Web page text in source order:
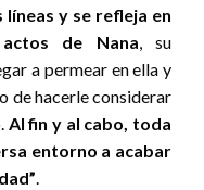
y se refleja en
de Nana , su
a permear en ella y
de hacerle considerar
Al fin y al cabo, toda
entorno a acabar